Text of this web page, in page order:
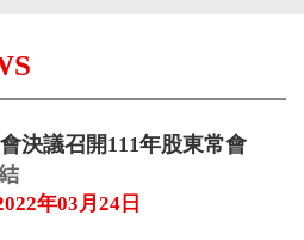
絡我們
決議召開111年股東常會
年03月24日